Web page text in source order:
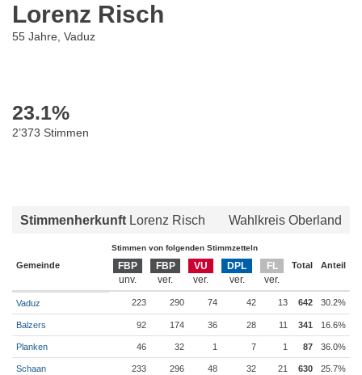
Lorenz Risch
55 Jahre, Vaduz
23.1%
2’373 Stimmen
Stimmenherkunft Lorenz Risch Wahlkreis Oberland
Stimmen von folgenden Stimmzetteln
Gemeinde FBP FBP VU DPL FL Total Anteil
Vaduz 223 290 74 42 13 642 30.2%
Balzers 92 174 36 28 11 341 16.6%
Planken 46 32 1 7 1 87 36.0%
Schaan 233 296 48 32 21 630 25.7%